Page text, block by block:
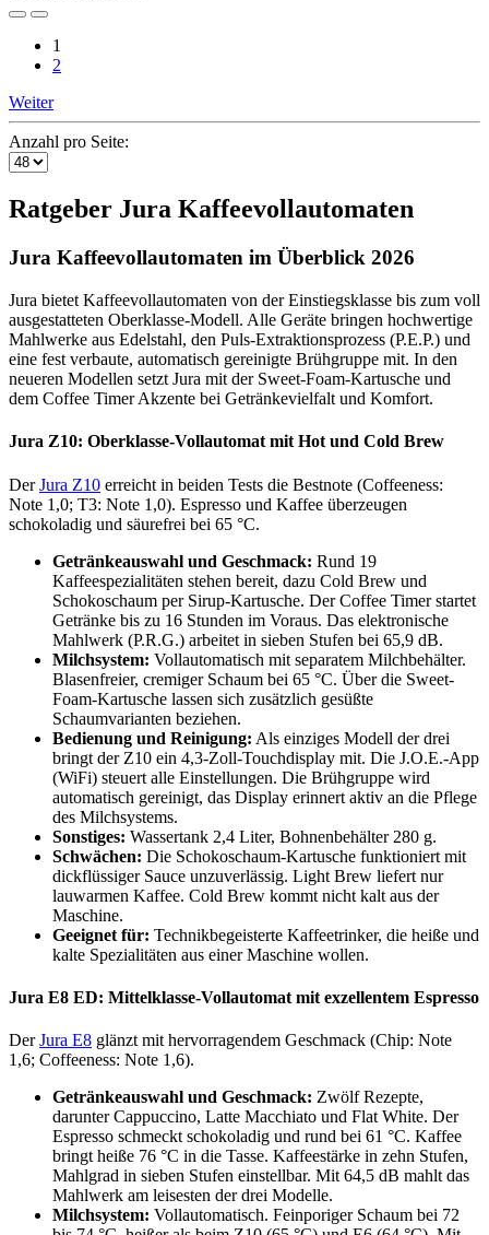
1
2
Weiter
Anzahl pro Seite:
Ratgeber Jura Kaffeevollautomaten
Jura Kaffeevollautomaten im Überblick 2026
Jura bietet Kaffeevollautomaten von der Einstiegsklasse bis zum voll
ausgestatteten Oberklasse-Modell. Alle Geräte bringen hochwertige
Mahlwerke aus Edelstahl, den Puls-Extraktionsprozess (P.E.P.) und
eine fest verbaute, automatisch gereinigte Brühgruppe mit. In den
neueren Modellen setzt Jura mit der Sweet-Foam-Kartusche und
dem Coffee Timer Akzente bei Getränkevielfalt und Komfort.
Jura Z10: Oberklasse-Vollautomat mit Hot und Cold Brew
DerJura Z10 erreicht in beiden Tests die Bestnote (Coffeeness:
Note 1,0; T3: Note 1,0). Espresso und Kaffee überzeugen
schokoladig und säurefrei bei 65 °C.
Getränkeauswahl und Geschmack: Rund 19
Kaffeespezialitäten stehen bereit, dazu Cold Brew und
Schokoschaum per Sirup-Kartusche. Der Coffee Timer startet
Getränke bis zu 16 Stunden im Voraus. Das elektronische
Mahlwerk (P.R.G.) arbeitet in sieben Stufen bei 65,9 dB.
Milchsystem: Vollautomatisch mit separatem Milchbehälter.
Blasenfreier, cremiger Schaum bei 65 °C. Über die Sweet-
Foam-Kartusche lassen sich zusätzlich gesüßte
Schaumvarianten beziehen.
Bedienung und Reinigung: Als einziges Modell der drei
bringt der Z10 ein 4,3-Zoll-Touchdisplay mit. Die J.O.E.-App
(WiFi) steuert alle Einstellungen. Die Brühgruppe wird
automatisch gereinigt, das Display erinnert aktiv an die Pflege
des Milchsystems.
Sonstiges: Wassertank 2,4 Liter, Bohnenbehälter 280 g.
Schwächen: Die Schokoschaum-Kartusche funktioniert mit
dickflüssiger Sauce unzuverlässig. Light Brew liefert nur
lauwarmen Kaffee. Cold Brew kommt nicht kalt aus der
Maschine.
Geeignet für: Technikbegeisterte Kaffeetrinker, die heiße und
kalte Spezialitäten aus einer Maschine wollen.
Jura E8 ED: Mittelklasse-Vollautomat mit exzellentem Espresso
DerJura E8 glänzt mit hervorragendem Geschmack (Chip: Note
1,6; Coffeeness: Note 1,6).
Getränkeauswahl und Geschmack: Zwölf Rezepte,
darunter Cappuccino, Latte Macchiato und Flat White. Der
Espresso schmeckt schokoladig und rund bei 61 °C. Kaffee
bringt heiße 76 °C in die Tasse. Kaffeestärke in zehn Stufen,
Mahlgrad in sieben Stufen einstellbar. Mit 64,5 dB mahlt das
Mahlwerk am leisesten der drei Modelle.
Milchsystem: Vollautomatisch. Feinporiger Schaum bei 72